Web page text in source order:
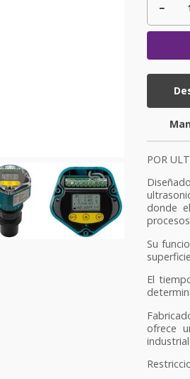
－
POR
donde
Su
El
ofrece